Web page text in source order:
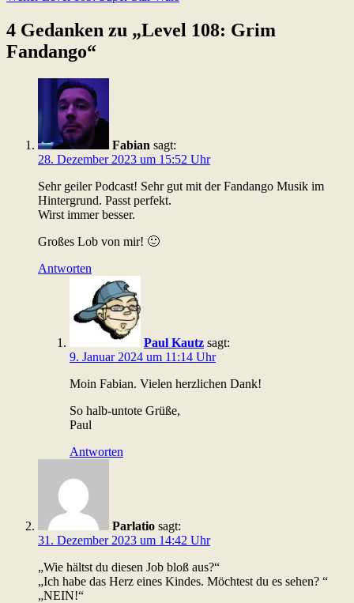
4 Gedanken zu „Level 108: Grim
Fandango“
Fabian sagt:
28. Dezember 2023 um 15:52 Uhr
Sehr geiler Podcast! Sehr gut mit der Fandango Musik im
Hintergrund. Passt perfekt.
Wirst immer besser.
Großes Lob von mir! 🙂
Antworten
Paul Kautz sagt:
9. Januar 2024 um 11:14 Uhr
Moin Fabian. Vielen herzlichen Dank!
So halb-untote Grüße,
Paul
Antworten
Parlatio sagt:
31. Dezember 2023 um 14:42 Uhr
„Wie hältst du diesen Job bloß aus?“
„Ich habe das Herz eines Kindes. Möchtest du es sehen? “
„NEIN!“